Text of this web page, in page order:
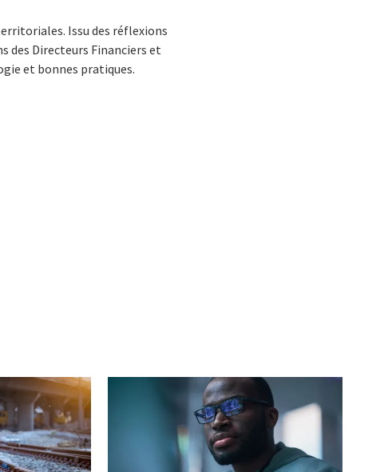
Issu des réflexions
des Directeurs Financiers et
et bonnes pratiques.